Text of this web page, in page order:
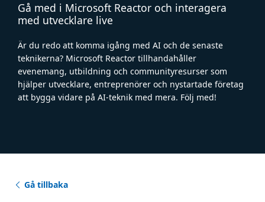
Gå med i Microsoft Reactor och interagera
med utvecklare live
Är du redo att komma igång med AI och de senaste
teknikerna? Microsoft Reactor tillhandahåller
evenemang, utbildning och communityresurser som
hjälper utvecklare, entreprenörer och nystartade företag
att bygga vidare på AI-teknik med mera. Följ med!
Gå tillbaka